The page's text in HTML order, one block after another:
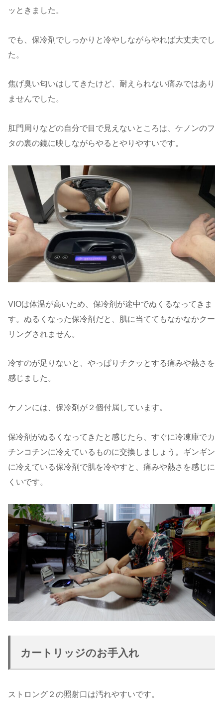
ッときました。
でも、保冷剤でしっかりと冷やしながらやれば大丈夫でし
た。
焦げ臭い匂いはしてきたけど、耐えられない痛みではあり
ませんでした。
肛門周りなどの自分で目で見えないところは、ケノンのフ
タの裏の鏡に映しながらやるとやりやすいです。
VIOは体温が高いため、保冷剤が途中でぬくるなってきま
す。ぬるくなった保冷剤だと、肌に当ててもなかなかクー
リングされません。
冷すのが足りないと、やっぱりチクッとする痛みや熱さを
感じました。
ケノンには、保冷剤が２個付属しています。
保冷剤がぬるくなってきたと感じたら、すぐに冷凍庫でカ
チンコチンに冷えているものに交換しましょう。ギンギン
に冷えている保冷剤で肌を冷やすと、痛みや熱さを感じに
くいです。
カートリッジのお手入れ
ストロング２の照射口は汚れやすいです。